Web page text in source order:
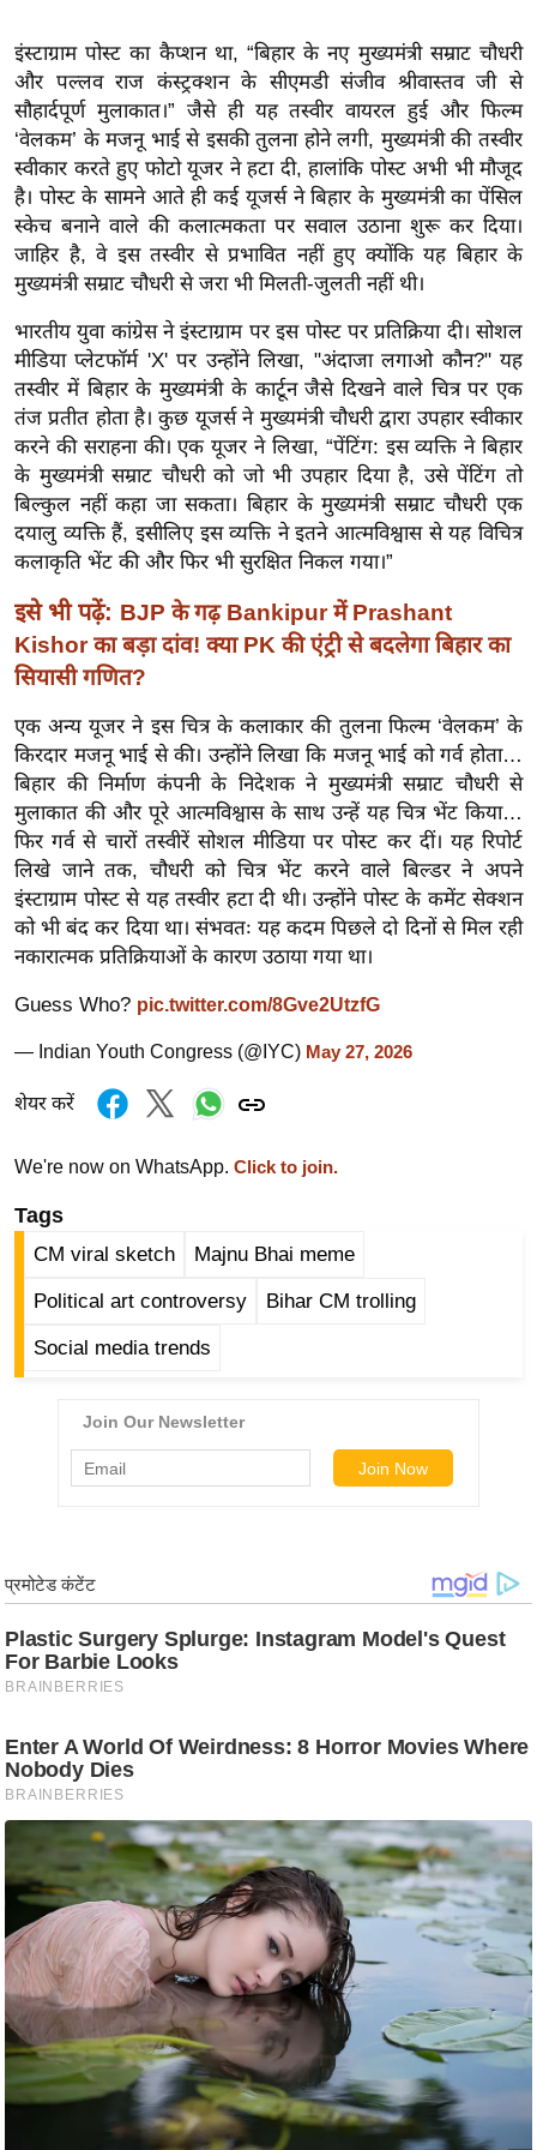
य
त
यं
ग
इं
डि
या
सा
हि
त्य
ज
ग
त
ऑ
टो
व
र्ल्ड
न्यू
ज
ब्री
फ
म
नो
रं
ज
न
ज
ग
त
ली
हॉ
वु
ड
फि
स
मी
n
N
e
s
ला
इ
फ
स्टा
इ
ल
टे
क्नॉ
लॉ
जी
ब्यू
इंस्टाग्राम पोस्ट का कैप्शन था, “बिहार के नए मुख्यमंत्री सम्राट चौधरी
और पल्लव राज कंस्ट्रक्शन के सीएमडी संजीव श्रीवास्तव जी से
सौहार्दपूर्ण मुलाकात।” जैसे ही यह तस्वीर वायरल हुई और फिल्म
‘वेलकम’ के मजनू भाई से इसकी तुलना होने लगी, मुख्यमंत्री की तस्वीर
स्वीकार करते हुए फोटो यूजर ने हटा दी, हालांकि पोस्ट अभी भी मौजूद
है। पोस्ट के सामने आते ही कई यूजर्स ने बिहार के मुख्यमंत्री का पेंसिल
स्केच बनाने वाले की कलात्मकता पर सवाल उठाना शुरू कर दिया।
जाहिर है, वे इस तस्वीर से प्रभावित नहीं हुए क्योंकि यह बिहार के
मुख्यमंत्री सम्राट चौधरी से जरा भी मिलती-जुलती नहीं थी।
भारतीय युवा कांग्रेस ने इंस्टाग्राम पर इस पोस्ट पर प्रतिक्रिया दी। सोशल
मीडिया प्लेटफॉर्म 'X' पर उन्होंने लिखा, "अंदाजा लगाओ कौन?" यह
तस्वीर में बिहार के मुख्यमंत्री के कार्टून जैसे दिखने वाले चित्र पर एक
तंज प्रतीत होता है। कुछ यूजर्स ने मुख्यमंत्री चौधरी द्वारा उपहार स्वीकार
करने की सराहना की। एक यूजर ने लिखा, “पेंटिंग: इस व्यक्ति ने बिहार
के मुख्यमंत्री सम्राट चौधरी को जो भी उपहार दिया है, उसे पेंटिंग तो
बिल्कुल नहीं कहा जा सकता। बिहार के मुख्यमंत्री सम्राट चौधरी एक
दयालु व्यक्ति हैं, इसीलिए इस व्यक्ति ने इतने आत्मविश्वास से यह विचित्र
कलाकृति भेंट की और फिर भी सुरक्षित निकल गया।”
इसे भी पढ़ें: BJP के गढ़ Bankipur में Prashant
Kishor का बड़ा दांव! क्या PK की एंट्री से बदलेगा बिहार का
सियासी गणित?
एक अन्य यूजर ने इस चित्र के कलाकार की तुलना फिल्म ‘वेलकम’ के
किरदार मजनू भाई से की। उन्होंने लिखा कि मजनू भाई को गर्व होता…
बिहार की निर्माण कंपनी के निदेशक ने मुख्यमंत्री सम्राट चौधरी से
मुलाकात की और पूरे आत्मविश्वास के साथ उन्हें यह चित्र भेंट किया…
फिर गर्व से चारों तस्वीरें सोशल मीडिया पर पोस्ट कर दीं। यह रिपोर्ट
लिखे जाने तक, चौधरी को चित्र भेंट करने वाले बिल्डर ने अपने
इंस्टाग्राम पोस्ट से यह तस्वीर हटा दी थी। उन्होंने पोस्ट के कमेंट सेक्शन
को भी बंद कर दिया था। संभवतः यह कदम पिछले दो दिनों से मिल रही
नकारात्मक प्रतिक्रियाओं के कारण उठाया गया था।
Guess Who? pic.twitter.com/8Gve2UtzfG
— Indian Youth Congress (@IYC) May 27, 2026
शेयर करें
We're now on WhatsApp. Click to join.
Tags
CM viral sketch Majnu Bhai meme
Political art controversy Bihar CM trolling
Social media trends